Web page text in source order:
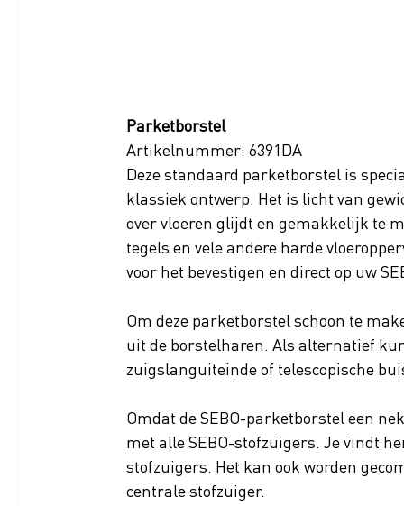
Parketborstel
Artikelnummer: 6391DA
Deze standaard parketborstel is
klassiek ontwerp. Het is licht van
over vloeren glijdt en gemakkelijk te
tegels en vele andere harde
voor het bevestigen en direct op uw
Om deze parketborstel schoon te
uit de borstelharen. Als alternatief
zuigslanguiteinde of telescopische
Omdat de SEBO-parketborstel een
met alle SEBO-stofzuigers. Je vindt
stofzuigers. Het kan ook worden
centrale stofzuiger.